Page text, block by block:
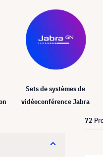
Sets de systèmes de
vidéoconférence Jabra
72